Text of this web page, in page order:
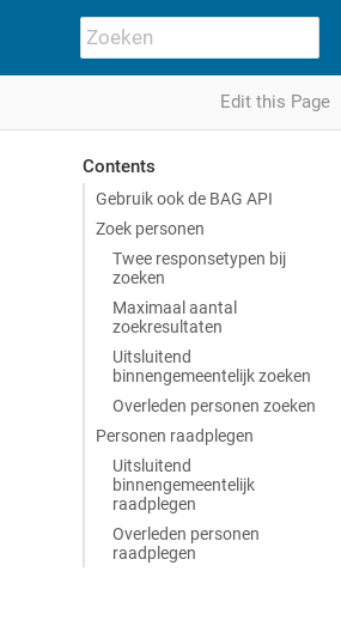
Edit this Page
Contents
Gebruik ook de BAG API
Zoek personen
Twee responsetypen bij
zoeken
Maximaal aantal
zoekresultaten
Uitsluitend
binnengemeentelijk zoeken
Overleden personen zoeken
Personen raadplegen
Uitsluitend
binnengemeentelijk
raadplegen
Overleden personen
raadplegen